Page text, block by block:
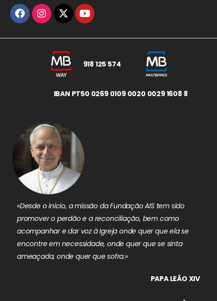
918 125 574
IBAN PT50 0269 0109 0020 0029 1608 8
«Desde o início, a missão da Fundação AIS tem sido
promover o perdão e a reconciliação, bem como
acompanhar e dar voz à Igreja onde quer que ela se
encontre em necessidade, onde quer que se sinta
ameaçada, onde quer que sofra.»
PAPA LEÃO XIV